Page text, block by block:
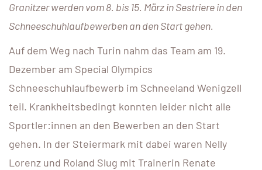
Granitzer werden vom 8. bis 15. März in Sestriere in den
Schneeschuhlaufbewerben an den Start gehen.
Auf dem Weg nach Turin nahm das Team am 19.
Dezember am Special Olympics
Schneeschuhlaufbewerb im Schneeland Wenigzell
teil. Krankheitsbedingt konnten leider nicht alle
Sportler:innen an den Bewerben an den Start
gehen. In der Steiermark mit dabei waren Nelly
Lorenz und Roland Slug mit Trainerin Renate